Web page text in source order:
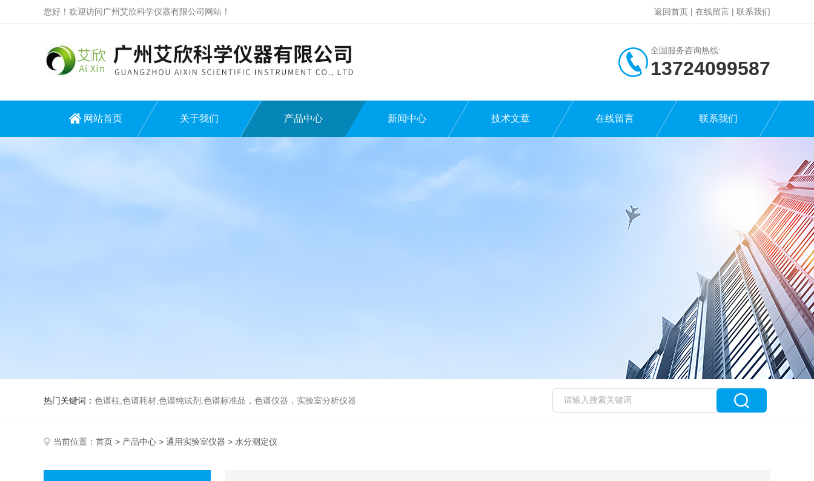
您好！欢迎访问广州艾欣科学仪器有限公司网站！ 返回首页 | 在线留言 | 联系我们
全国服务咨询热线:
13724099587
网站首页 关于我们 产品中心 新闻中心 技术文章 在线留言 联系我们
热门关键词： 色谱柱,色谱耗材,色谱纯试剂,色谱标准品，色谱仪器，实验室分析仪器
当前位置： 首页 > 产品中心 > 通用实验室仪器 > 水分测定仪